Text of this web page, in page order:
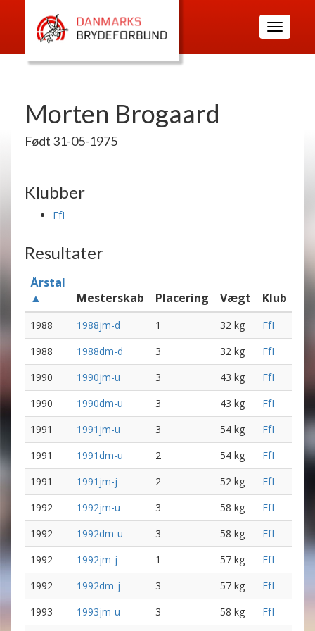
Toggle
navigation
Morten Brogaard
Født 31-05-1975
Klubber
FfI
Resultater
Årstal
▲
Mesterskab Placering Vægt Klub
1988 1988jm-d 1 32 kg
FfI
1988
1988dm-d 3 32 kg
FfI
1990
1990jm-u 3 43 kg
FfI
1990
1990dm-u 3 43 kg
FfI
1991
1991jm-u 3 54 kg
FfI
1991
1991dm-u 2 54 kg
FfI
1991
1991jm-j 2 52 kg
FfI
1992
1992jm-u 3 58 kg
FfI
1992
1992dm-u 3 58 kg
FfI
1992
1992jm-j 1 57 kg
FfI
1992
1992dm-j 3 57 kg
FfI
1993
1993jm-u 3 58 kg FfI